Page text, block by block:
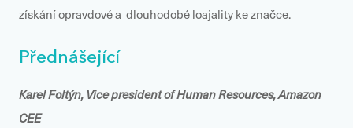
získání opravdové a dlouhodobé loajality ke značce.
Přednášející
Karel Foltýn, Vice president of Human Resources, Amazon
CEE